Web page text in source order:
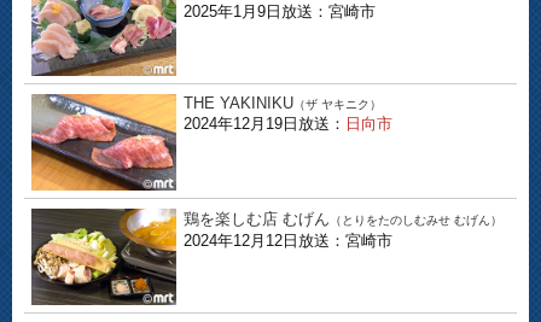
2025年1月9日放送：宮崎市
THE YAKINIKU （ザ ヤキニク）
2024年12月19日放送： 日向市
鶏を楽しむ店 むげん （とりをたのしむみせ むげん）
2024年12月12日放送：宮崎市